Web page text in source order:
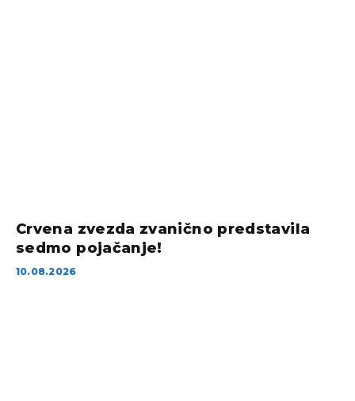
Crvena zvezda zvanično predstavila
sedmo pojačanje!
10.08.2026